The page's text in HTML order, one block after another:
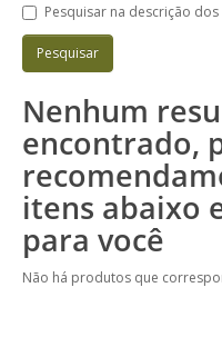
Pesquisar na descrição
Nenhum
encontrado,
itens abaixo
para você
Não há produtos que